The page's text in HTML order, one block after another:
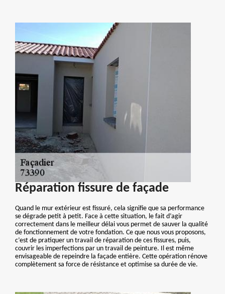
Réparation fissure de façade
Quand le mur extérieur est fissuré, cela signifie que sa performance
se dégrade petit à petit. Face à cette situation, le fait d’agir
correctement dans le meilleur délai vous permet de sauver la qualité
de fonctionnement de votre fondation. Ce que nous vous proposons,
c’est de pratiquer un travail de réparation de ces fissures, puis,
couvrir les imperfections par un travail de peinture. Il est même
envisageable de repeindre la façade entière. Cette opération rénove
complètement sa force de résistance et optimise sa durée de vie.